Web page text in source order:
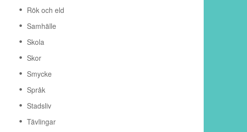
Rök och eld
Samhälle
Skola
Skor
Smycke
Språk
Stadsliv
Tävlingar